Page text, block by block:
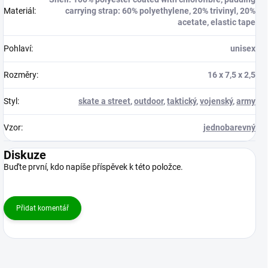
Materiál :
carrying strap: 60% polyethylene, 20% trivinyl, 20%
acetate, elastic tape
Pohlaví: unisex
Rozměry: 16 x 7,5 x 2,5
Styl : skate a street,outdoor,taktický,vojenský,army
Vzor: jednobarevný
Diskuze
Buďte první, kdo napíše příspěvek k této položce.
Přidat komentář